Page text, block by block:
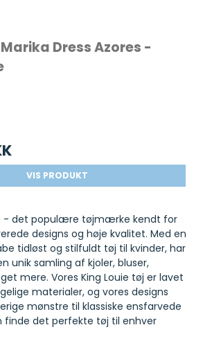
Dress Azores -
VIS PRODUKT
- det populære tøjmærke kendt for
designs og høje kvalitet. Med en
tidløst og stilfuldt tøj til kvinder, har
unik samling af kjoler, bluser,
mere. Vores King Louie tøj er lavet
materialer, og vores designs
mønstre til klassiske ensfarvede
finde det perfekte tøj til enhver